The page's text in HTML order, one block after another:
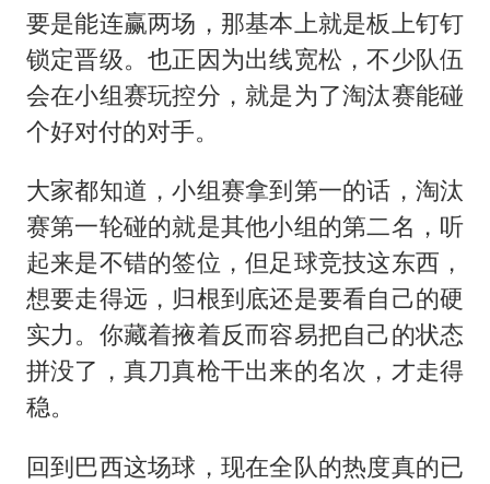
要是能连赢两场，那基本上就是板上钉钉
锁定晋级。也正因为出线宽松，不少队伍
会在小组赛玩控分，就是为了淘汰赛能碰
个好对付的对手。
大家都知道，小组赛拿到第一的话，淘汰
赛第一轮碰的就是其他小组的第二名，听
起来是不错的签位，但足球竞技这东西，
想要走得远，归根到底还是要看自己的硬
实力。你藏着掖着反而容易把自己的状态
拼没了，真刀真枪干出来的名次，才走得
稳。
回到巴西这场球，现在全队的热度真的已